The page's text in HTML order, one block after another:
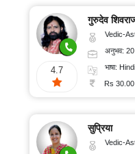
4.7
गुरुदेव
Vedic-
अनुभव: 20
भाषा: Hindi
Rs
सुप्रिया
Vedic-Astrology, Tarot-